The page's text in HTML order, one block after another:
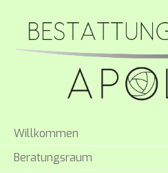
Willkommen
Beratungsraum